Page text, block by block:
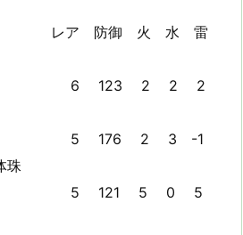
防御 火 水 雷
ス_Lv7 6 123 2 2 2
テ_Lv7 5 176 2 3 -1
ム_Lv7 5 121 5 0 5